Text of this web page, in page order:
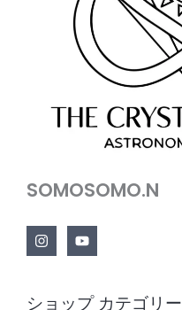
SOMOSOMO.N
ショップ カテゴリー